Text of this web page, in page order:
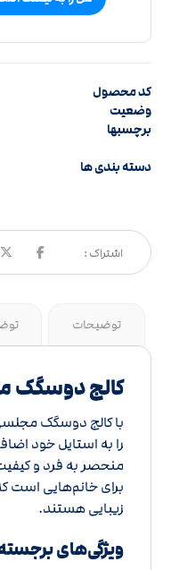
کد محصول
وضعیت
برچسبها
دسته بندی ها
توضیحات
کالج دوسگک
با کالج دوسگک
را به استایل خود
منحصر به فرد و
برای خانم‌هایی است
زیبایی هستند.
ویژگی‌های